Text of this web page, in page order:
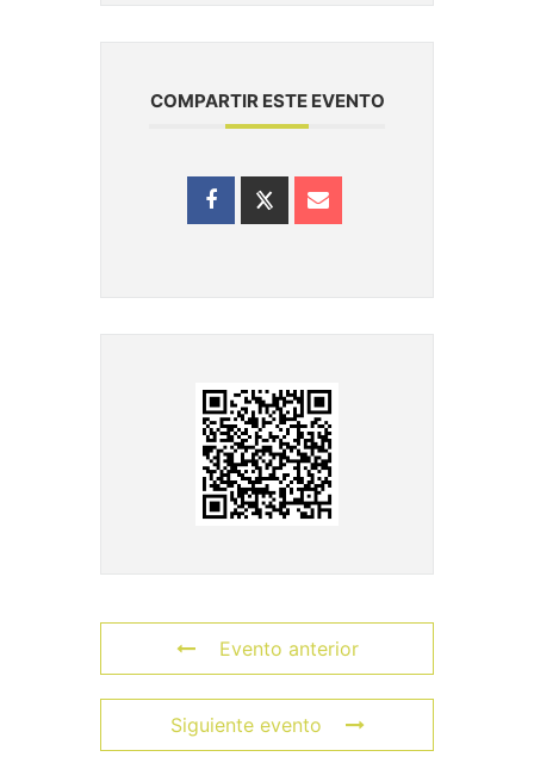
COMPARTIR ESTE EVENTO
Evento anterior
Siguiente evento